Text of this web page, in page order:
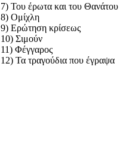
7) Του έρωτα και του Θανάτου
8) Ομίχλη
9) Ερώτηση κρίσεως
10) Σιμούν
11) Φέγγαρος
12) Τα τραγούδια που έγραψα